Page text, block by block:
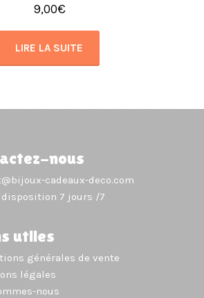
9,00€
LIRE LA SUITE
nous
cadeaux-deco.com
disposition 7 jours /7
utiles
générales de vente
légales
nous